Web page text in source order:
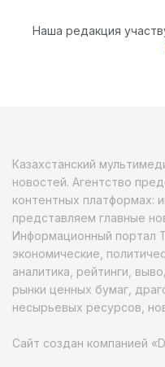
Наша редакция
Казахстанский
новостей. Агентство
контентных платформах:
представляем главные
Информационный портал
экономические,
аналитика, рейтинги,
рынки ценных бумаг,
несырьевых ресурсов,
Сайт создан компанией